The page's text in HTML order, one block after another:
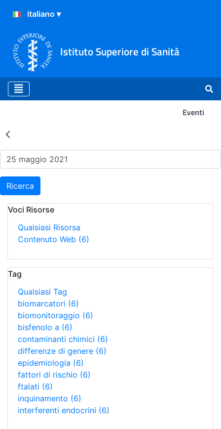
Istituto Superiore di Sanità
Eventi
Risultati della Ricerca -
Ricerca
Voci Risorse
Qualsiasi Risorsa
Contenuto Web (6)
Tag
Qualsiasi Tag
biomarcatori (6)
biomonitoraggio (6)
bisfenolo a (6)
contaminanti chimici (6)
differenze di genere (6)
epidemiologia (6)
fattori di rischio (6)
ftalati (6)
inquinamento (6)
interferenti endocrini (6)